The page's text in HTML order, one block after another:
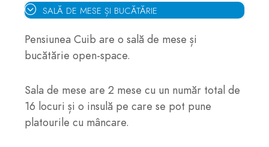
SALĂ DE MESE ȘI BUCĂTĂRIE
Pensiunea Cuib are o sală de mese și
bucătărie open-space.
Sala de mese are 2 mese cu un număr total de
16 locuri și o insulă pe care se pot pune
platourile cu mâncare.